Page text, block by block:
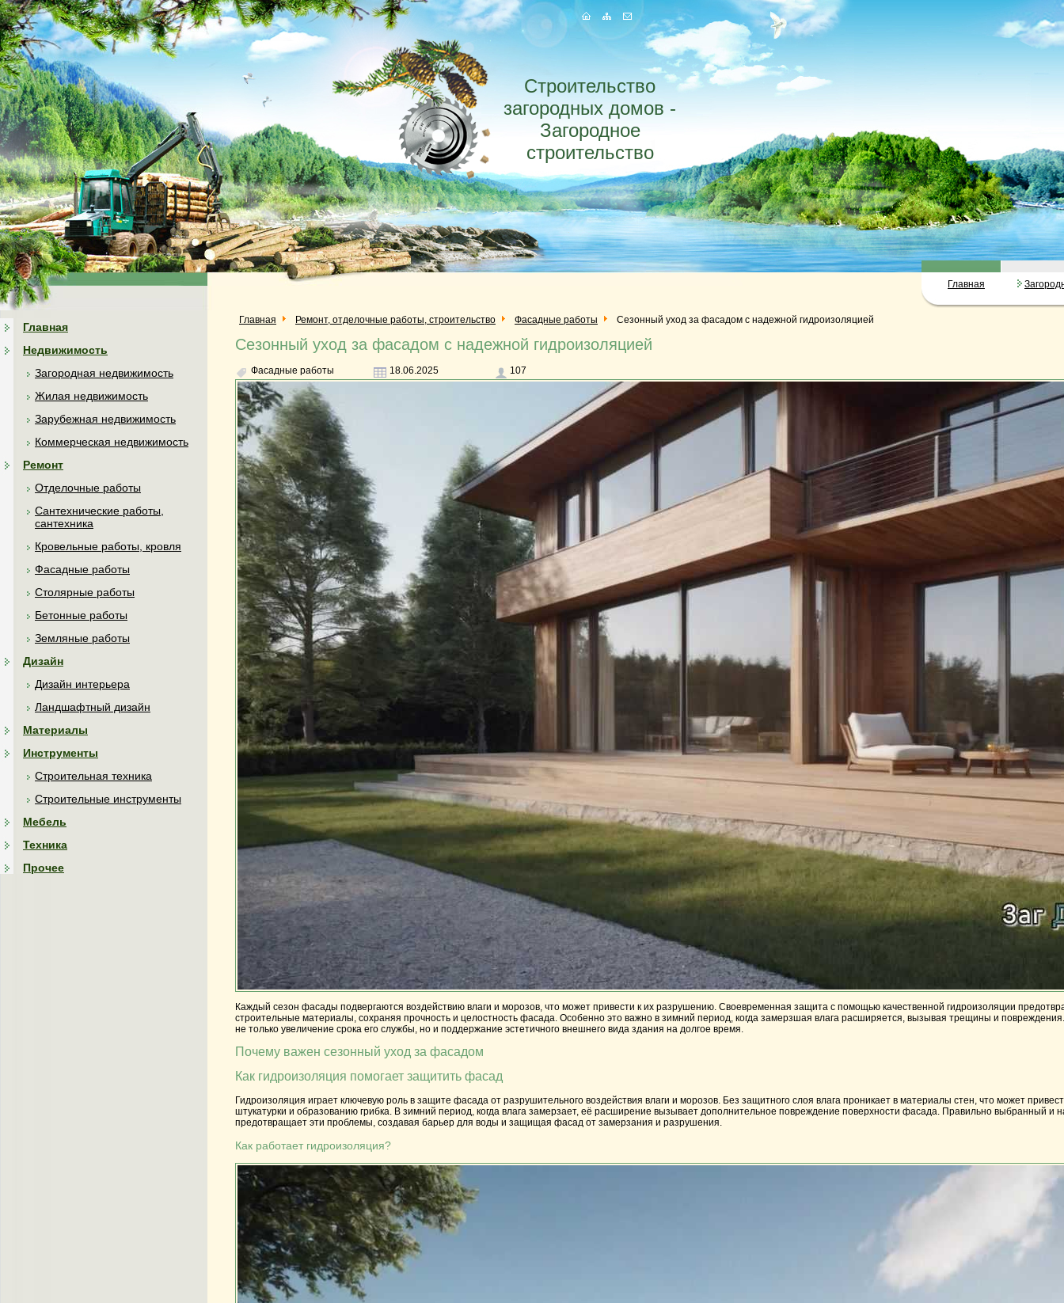
Строительство
загородных домов -
Загородное
строительство
Главная
Главная
Недвижимость
Загородная недвижимость
Жилая недвижимость
Зарубежная недвижимость
Коммерческая недвижимость
Ремонт
Отделочные работы
Сантехнические работы,
сантехника
Кровельные работы, кровля
Фасадные работы
Столярные работы
Бетонные работы
Земляные работы
Дизайн
Дизайн интерьера
Ландшафтный дизайн
Материалы
Инструменты
Строительная техника
Строительные инструменты
Мебель
Техника
Прочее
Главная Ремонт, отделочные работы, строительство Фасадные работы Сезонный уход за фасадом с надежной гидроизоляцией
Сезонный уход за фасадом с надежной гидроизоляцией
Фасадные работы 18.06.2025 107
Каждый сезон фасады подвергаются воздействию влаги и морозов, что может привести к их разрушению. Своевременная защита с помощью качественной гидроизоляции
строительные материалы, сохраняя прочность и целостность фасада. Особенно это важно в зимний период, когда замерзшая влага расширяется, вызывая трещины и
не только увеличение срока его службы, но и поддержание эстетичного внешнего вида здания на долгое время.
Почему важен сезонный уход за фасадом
Как гидроизоляция помогает защитить фасад
Гидроизоляция играет ключевую роль в защите фасада от разрушительного воздействия влаги и морозов. Без защитного слоя влага проникает в материалы стен, что может
штукатурки и образованию грибка. В зимний период, когда влага замерзает, её расширение вызывает дополнительное повреждение поверхности фасада. Правильно выбранный и
предотвращает эти проблемы, создавая барьер для воды и защищая фасад от замерзания и разрушения.
Как работает гидроизоляция?